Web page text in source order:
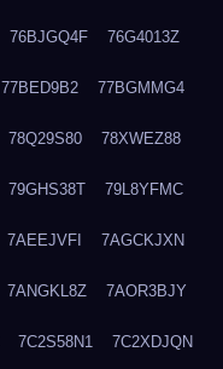
76BJGQ4F 76G4013Z
77BED9B2 77BGMMG4
78Q29S80 78XWEZ88
79GHS38T 79L8YFMC
7AEEJVFI 7AGCKJXN
7ANGKL8Z 7AOR3BJY
7C2S58N1 7C2XDJQN